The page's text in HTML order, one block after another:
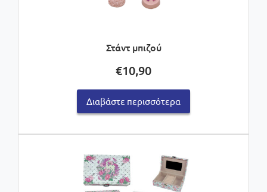
Στάντ μπιζού
€10,90
Διαβάστε περισσότερα